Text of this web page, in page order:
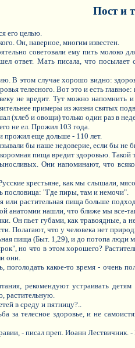
Пост и
его целью.
Он, наверное, многим известен.
советовали ему пить молоко
ответ. Мать писала, что
В этом случае хорошо видно:
телесного. Вот это и есть
не вредит. Тут можно
примеры из жизни святых
(хлеб и овощи) только один раз в
не ел. Прожил 103 года.
прожил еще дольше - 110 лет.
бы наше недоверие, если бы не
пища вредит здоровью.
Они напоминают, что
крестьяне, как мы слышали,
пословица: "Где пиры, там и немочи".
растительная пища больше
анатомии нашли, что ближе мы все-
Он пьет губами, как травоядные,
Полагают, что у человека нет
пища (Быт. 1,29), и до потопа люди
но что в этом хорошего?
они.
поголодать какое-то время -
рекомендуют устраивать
растительную.
в среду и пятницу?..
телесное здоровье, и не
- писал преп. Иоанн